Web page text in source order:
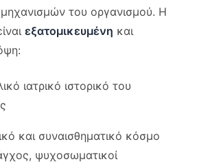
μηχανισμών του οργανισμού. Η
εξατομικευμένη και
ιατρικό ιστορικό του
και συναισθηματικό κόσμο
ψυχοσωματικοί